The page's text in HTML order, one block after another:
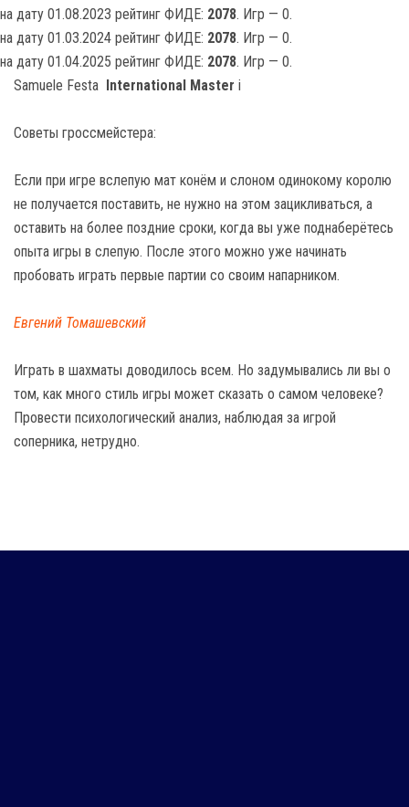
на дату 01.08.2023 рейтинг ФИДЕ: 2078. Игр — 0.
на дату 01.03.2024 рейтинг ФИДЕ: 2078. Игр — 0.
на дату 01.04.2025 рейтинг ФИДЕ: 2078. Игр — 0.
Samuele Festa International Master i
Советы гроссмейстера:
Если при игре вслепую мат конём и слоном одинокому королю
не получается поставить, не нужно на этом зацикливаться, а
оставить на более поздние сроки, когда вы уже поднаберётесь
опыта игры в слепую. После этого можно уже начинать
пробовать играть первые партии со своим напарником.
Евгений Томашевский
Играть в шахматы доводилось всем. Но задумывались ли вы о
том, как много стиль игры может сказать о самом человеке?
Провести психологический анализ, наблюдая за игрой
соперника, нетрудно.